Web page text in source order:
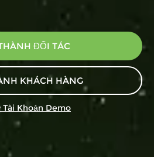
ĐỐI TÁC
KHÁCH HÀNG
Tài Khoản Demo